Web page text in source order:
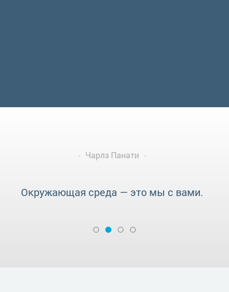
Чарлз Панати
Окружающая среда — это мы с вами.